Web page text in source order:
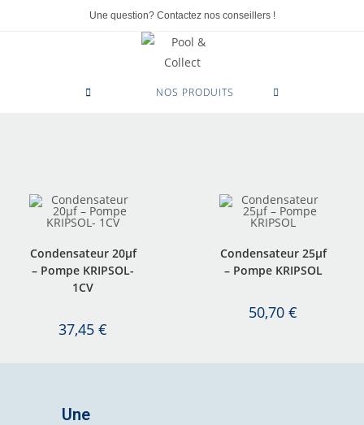
Une question? Contactez nos conseillers !
NOS PRODUITS
Condensateur 20µf
– Pompe KRIPSOL-
1CV
37,45 €
Condensateur 25µf
– Pompe KRIPSOL
50,70 €
Une